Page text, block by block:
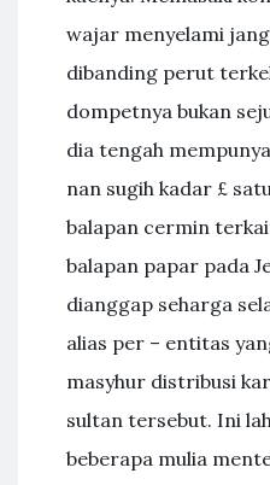
wajar menyelami
dibanding perut
dompetnya bukan
dia tengah
nan sugih kadar £
balapan cermin
balapan papar pada
dianggap seharga
alias per – entitas
masyhur distribusi
sultan tersebut. Ini
beberapa mulia